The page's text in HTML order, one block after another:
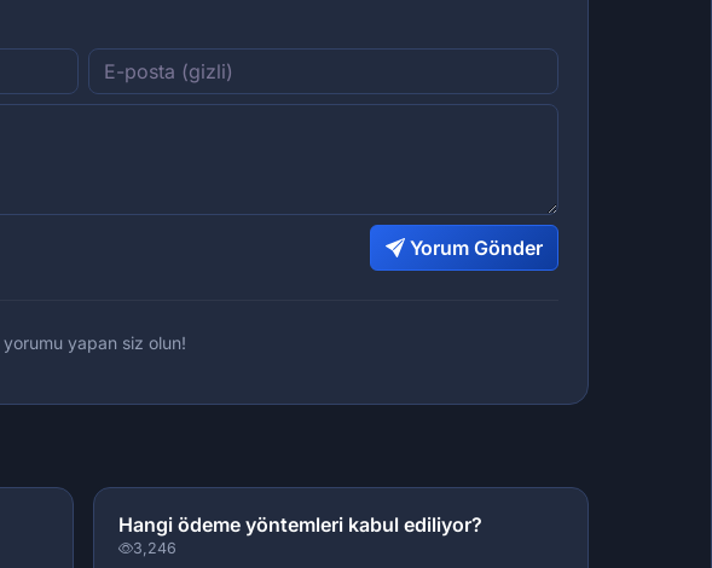
Yorum Gönder
yorumu yapan siz olun!
Hangi ödeme yöntemleri kabul ediliyor?
3,246